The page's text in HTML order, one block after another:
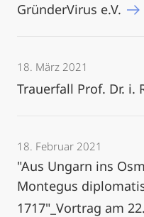
GründerVirus e.V.
18. März 2021
Trauerfall Prof. Dr. i.
18. Februar 2021
"Aus Ungarn ins
Montegus
1717"_Vortrag am